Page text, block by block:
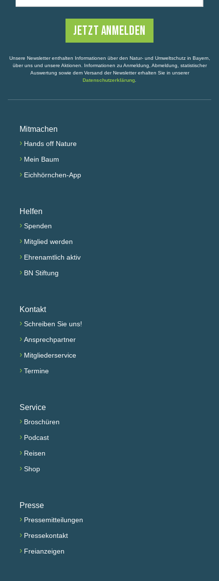
Ihre E-Mail-Adresse
Unsere Newsletter enthalten Informationen über den Natur- und Umweltschutz in Bayern,
über uns und unsere Aktionen. Informationen zu Anmeldung, Abmeldung, statistischer
Auswertung sowie dem Versand der Newsletter erhalten Sie in unserer
Datenschutzerklärung
Mitmachen
› Hands off Nature
› Mein Baum
› Eichhörnchen-App
Helfen
› Spenden
› Mitglied werden
› Ehrenamtlich aktiv
› BN Stiftung
Kontakt
› Schreiben Sie uns!
› Ansprechpartner
› Mitgliederservice
› Termine
Service
› Broschüren
› Podcast
› Reisen
› Shop
Presse
› Pressemitteilungen
› Pressekontakt
› Freianzeigen